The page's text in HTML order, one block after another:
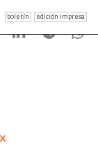
boletín edición impresa